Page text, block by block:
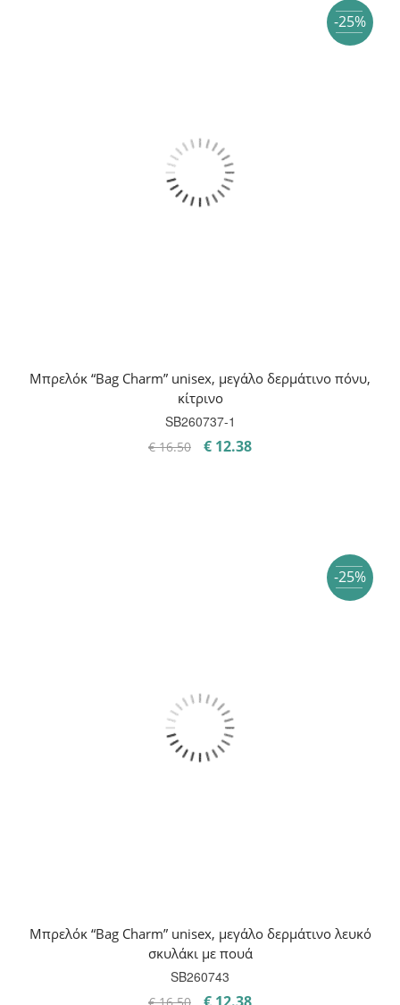
-25%
Mπρελόκ “Bag Charm” unisex, μεγάλο δερμάτινο πόνυ,
κίτρινο
SB260737-1
€16.50
Original
€ 12.38Η
-25%
Μπρελόκ “Bag Charm” unisex, μεγάλο δερμάτινο λευκό
σκυλάκι με πουά
SB260743
OriginalΗ